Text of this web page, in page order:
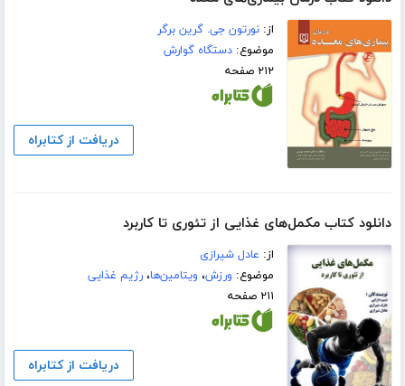
از:نورتون جی. گرین برگر
موضوع:دستگاه گوارش
۲۱۲ صفحه
دریافت از کتابراه
دانلود کتاب مکمل‌های غذایی از تئوری تا کاربرد
از: عادل شیرازی
موضوع: ورزش، ویتامین‌ها،رژیم غذایی
۲۱۱ صفحه
دریافت از کتابراه